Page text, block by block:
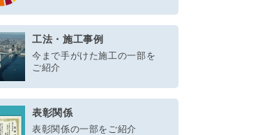
工法・施工事例
今まで手がけた施工の一部を
ご紹介
表彰関係
表彰関係の一部をご紹介